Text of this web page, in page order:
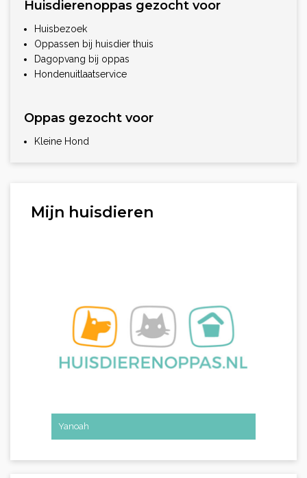
Huisdierenoppas gezocht voor
Huisbezoek
Oppassen bij huisdier thuis
Dagopvang bij oppas
Hondenuitlaatservice
Oppas gezocht voor
Kleine Hond
Mijn huisdieren
Yanoah